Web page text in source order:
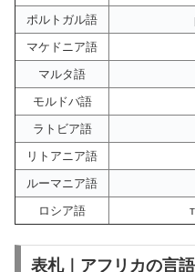
ポルトガル語
マケドニア語
マルタ語
モルドバ語
ラトビア語
リトアニア語
ルーマニア語
ロシア語
表札｜アフリカの言語